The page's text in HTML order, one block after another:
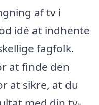
af tv i
idé at indhente
fagfolk.
at finde den
at sikre, at du